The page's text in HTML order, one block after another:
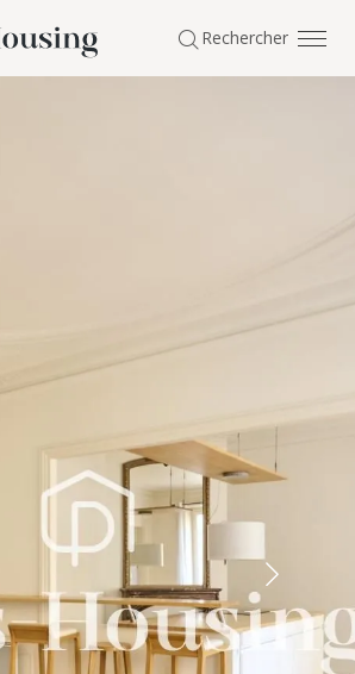
Rechercher
des cookies